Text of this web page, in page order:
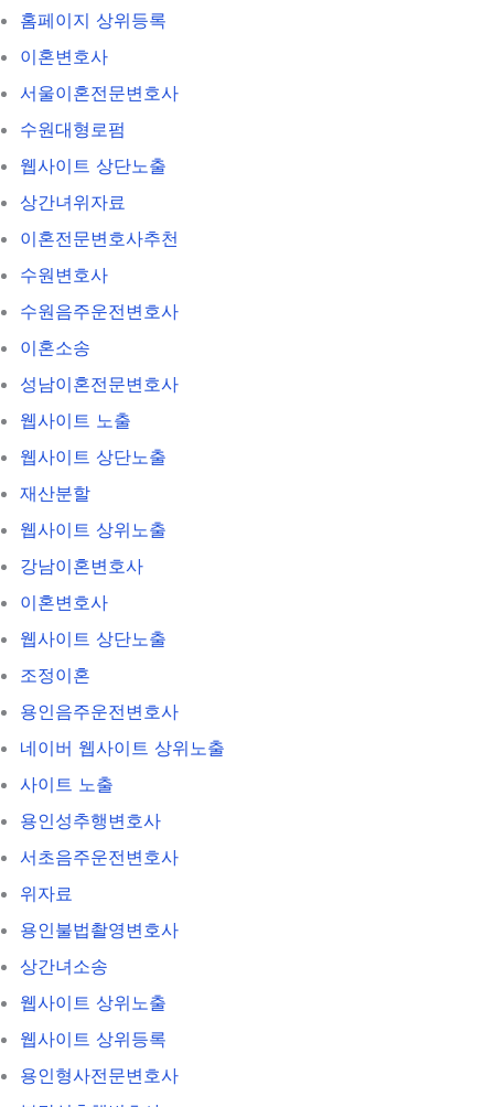
홈페이지 상위등록
이혼변호사
서울이혼전문변호사
수원대형로펌
웹사이트 상단노출
상간녀위자료
이혼전문변호사추천
수원변호사
수원음주운전변호사
이혼소송
성남이혼전문변호사
웹사이트 노출
웹사이트 상단노출
재산분할
웹사이트 상위노출
강남이혼변호사
이혼변호사
웹사이트 상단노출
조정이혼
용인음주운전변호사
네이버 웹사이트 상위노출
사이트 노출
용인성추행변호사
서초음주운전변호사
위자료
용인불법촬영변호사
상간녀소송
웹사이트 상위노출
웹사이트 상위등록
용인형사전문변호사